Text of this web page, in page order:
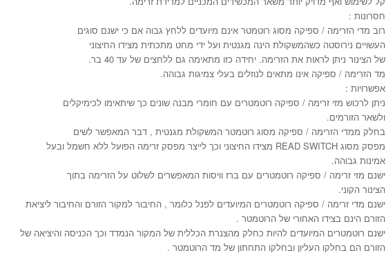
חסרונות :
רוב מדי הזרימה / ספיקה מסוג רוטמטר אינם מיועדים ללחץ גבוה אם כי ישנם סוגים
העשויים נירוסטה כשהמשקולת הינה מגנטית ועל ידי מחט מתכתית מצידו החיצוני
של הצינור ניתן לראות את הזרימה. יחידה כזו מתאימה גם ללחצים של עד 40 בר.
מד הזרימה / ספיקה אינו מתאים לנוזלים בעלי צמיגות גבוהה.
אפשרויות :
ניתן לרכוש מזי זרימה / ספיקה רוטמטרים עם חומרי מבנה שונים כך שיתאימו לכימיקלים
ולשאר הזורמים.
בחלק ממדי הזרימה / ספיקה מסוג רוטמטר המשקולת מגנטית , דבר המאפשר לשים
מפסק מסוג READ SWITCH מצידו החיצוני וכך לייצר מפסק זרימה הפועל ללא חשמל ובעל
אמינות גבוהה.
ישנם מזי זרימה / ספיקה רוטמטרים עם ברז וויסות המאפשרים לשלוט על הזרימה בתוך
הצינור הקוני.
ישנם מדי זרימה / ספיקה רוטמטרים המיועדים לפנל כלומר , החיבור למקור הזורם והחיבור ליציאת
הזורם הינם בצידו האחורי של הרוטמטר .
ישנם רוטמטרים המיועדים להיות כחלק מהצנרת הכללית של המקור הנמדד וכך הכניסה והיציאה של
הזורם הם בחלקו העליון ובחלקו התחתון של מד הרוטמטר .